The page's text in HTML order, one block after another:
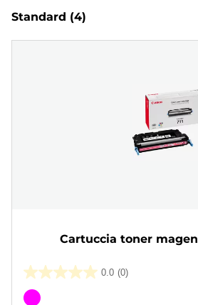
Standard (4)
Cartuccia toner
0.0 (0)
0.0
su
Cartuccia